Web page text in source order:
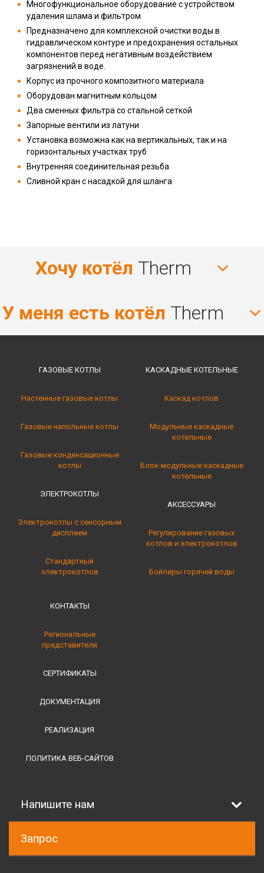
Многофункциональное оборудование с устройством
удаления шлама и фильтром
Предназначено для комплексной очистки воды в
гидравлическом контуре и предохранения остальных
компонентов перед негативным воздействием
загрязнений в воде.
Корпус из прочного композитного материала
Оборудован магнитным кольцом
Два сменных фильтра со стальной сеткой
Запорные вентили из латуни
Установка возможна как на вертикальных, так и на
горизонтальных участках труб
Внутренняя соединительная резьба
Сливной кран с насадкой для шланга
Хочу котёл Therm
У меня есть котёл Therm
ГАЗОВЫЕ КОТЛЫ
Настенные газовые котлы
Газовые напольные котлы
Газовые конденсационные
котлы
ЭЛЕКТРОКОТЛЫ
Электрокотлы с сенсорным
дисплеем
Стандартный
электрокотлов
КАСКАДНЫЕ КОТЕЛЬНЫE
Каскад котлов
Модульные каскадные
котельные
Блок-модульные каскадные
котельные
АКСЕССУАРЫ
Регулирование газовых
котлов и электрокотлов
Бойлеры горячей воды
КОНТАКТЫ
Региональные
представители
СЕРТИФИКАТЫ
ДОКУМЕНТАЦИЯ
РЕАЛИЗАЦИЯ
ПОЛИТИКА ВЕБ-САЙТОВ
Напишите нам
Запрос